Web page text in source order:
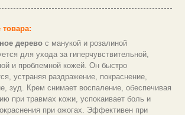
деревос манукой и розалиной
для ухода за гиперчувствительной,
и проблемной кожей. Он быстро
устраняя раздражение, покраснение,
зуд. Крем снимает воспаление, обеспечивая
при травмах кожи, успокаивает боль и
при ожогах. Эффективен при